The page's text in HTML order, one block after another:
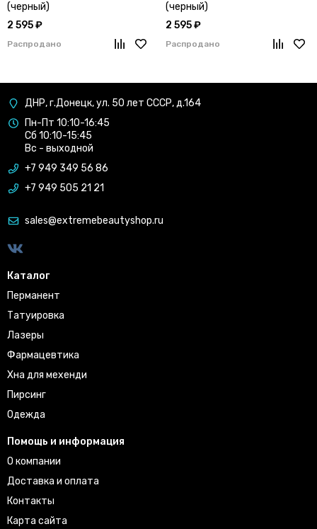
(черный)
2 595 ₽
Распродано
(черный)
2 595 ₽
Распродано
ДНР, г.Донецк, ул. 50 лет СССР, д.164
Пн-Пт 10:10-16:45
Сб 10:10-15:45
Вс - выходной
+7 949 349 56 86
+7 949 505 21 21
sales@extremebeautyshop.ru
Каталог
Перманент
Татуировка
Лазеры
Фармацевтика
Хна для мехенди
Пирсинг
Одежда
Помощь и информация
О компании
Доставка и оплата
Контакты
Карта сайта